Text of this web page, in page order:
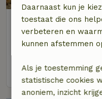
Natuurhuisje in
Op 6 km afstand van
2
Daarnaast kun je
toestaat die ons
verbeteren en
kunnen afstemmen
Als je toestemming
statistische cookies
anoniem, inzicht